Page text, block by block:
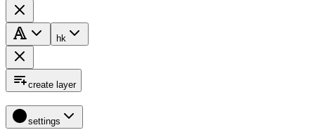
hk
create layer
settings